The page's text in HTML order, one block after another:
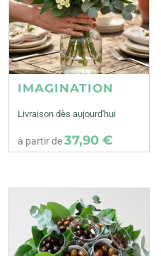
IMAGINATION
Livraison dès aujourd'hui
à partir de37,90 €